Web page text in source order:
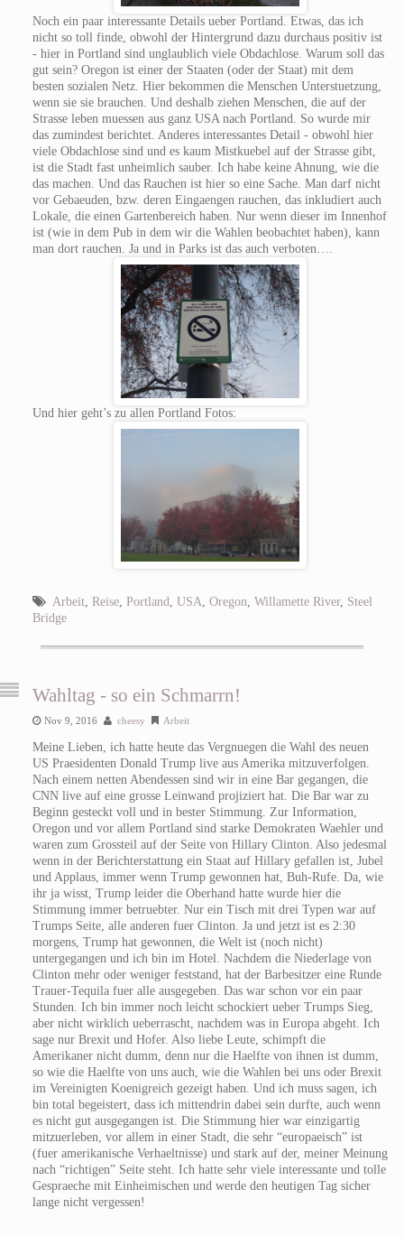
Noch ein paar interessante Details ueber Portland. Etwas, das ich
nicht so toll finde, obwohl der Hintergrund dazu durchaus positiv ist
- hier in Portland sind unglaublich viele Obdachlose. Warum soll das
gut sein? Oregon ist einer der Staaten (oder der Staat) mit dem
besten sozialen Netz. Hier bekommen die Menschen Unterstuetzung,
wenn sie sie brauchen. Und deshalb ziehen Menschen, die auf der
Strasse leben muessen aus ganz USA nach Portland. So wurde mir
das zumindest berichtet. Anderes interessantes Detail - obwohl hier
viele Obdachlose sind und es kaum Mistkuebel auf der Strasse gibt,
ist die Stadt fast unheimlich sauber. Ich habe keine Ahnung, wie die
das machen. Und das Rauchen ist hier so eine Sache. Man darf nicht
vor Gebaeuden, bzw. deren Eingaengen rauchen, das inkludiert auch
Lokale, die einen Gartenbereich haben. Nur wenn dieser im Innenhof
ist (wie in dem Pub in dem wir die Wahlen beobachtet haben), kann
man dort rauchen. Ja und in Parks ist das auch verboten….
Und hier geht’s zu allen Portland Fotos:
Arbeit, Reise, Portland, USA, Oregon, Willamette River, Steel
Bridge
Wahltag - so ein Schmarrn!
Nov 9, 2016 cheesy Arbeit
Meine Lieben, ich hatte heute das Vergnuegen die Wahl des neuen
US Praesidenten Donald Trump live aus Amerika mitzuverfolgen.
Nach einem netten Abendessen sind wir in eine Bar gegangen, die
CNN live auf eine grosse Leinwand projiziert hat. Die Bar war zu
Beginn gesteckt voll und in bester Stimmung. Zur Information,
Oregon und vor allem Portland sind starke Demokraten Waehler und
waren zum Grossteil auf der Seite von Hillary Clinton. Also jedesmal
wenn in der Berichterstattung ein Staat auf Hillary gefallen ist, Jubel
und Applaus, immer wenn Trump gewonnen hat, Buh-Rufe. Da, wie
ihr ja wisst, Trump leider die Oberhand hatte wurde hier die
Stimmung immer betruebter. Nur ein Tisch mit drei Typen war auf
Trumps Seite, alle anderen fuer Clinton. Ja und jetzt ist es 2:30
morgens, Trump hat gewonnen, die Welt ist (noch nicht)
untergegangen und ich bin im Hotel. Nachdem die Niederlage von
Clinton mehr oder weniger feststand, hat der Barbesitzer eine Runde
Trauer-Tequila fuer alle ausgegeben. Das war schon vor ein paar
Stunden. Ich bin immer noch leicht schockiert ueber Trumps Sieg,
aber nicht wirklich ueberrascht, nachdem was in Europa abgeht. Ich
sage nur Brexit und Hofer. Also liebe Leute, schimpft die
Amerikaner nicht dumm, denn nur die Haelfte von ihnen ist dumm,
so wie die Haelfte von uns auch, wie die Wahlen bei uns oder Brexit
im Vereinigten Koenigreich gezeigt haben. Und ich muss sagen, ich
bin total begeistert, dass ich mittendrin dabei sein durfte, auch wenn
es nicht gut ausgegangen ist. Die Stimmung hier war einzigartig
mitzuerleben, vor allem in einer Stadt, die sehr “europaeisch” ist
(fuer amerikanische Verhaeltnisse) und stark auf der, meiner Meinung
nach “richtigen” Seite steht. Ich hatte sehr viele interessante und tolle
Gespraeche mit Einheimischen und werde den heutigen Tag sicher
lange nicht vergessen!